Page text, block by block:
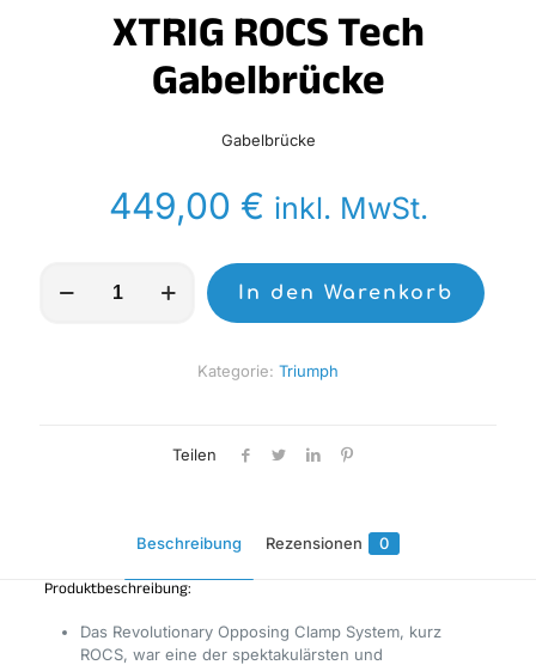
XTRIG ROCS Tech
Gabelbrücke
Gabelbrücke
449,00 € inkl. MwSt.
ROCS
In den Warenkorb
Kategorie: Triumph
Teilen
Beschreibung Rezensionen 0
Produktbeschreibung:
Das Revolutionary Opposing Clamp System, kurz
ROCS, war eine der spektakulärsten und